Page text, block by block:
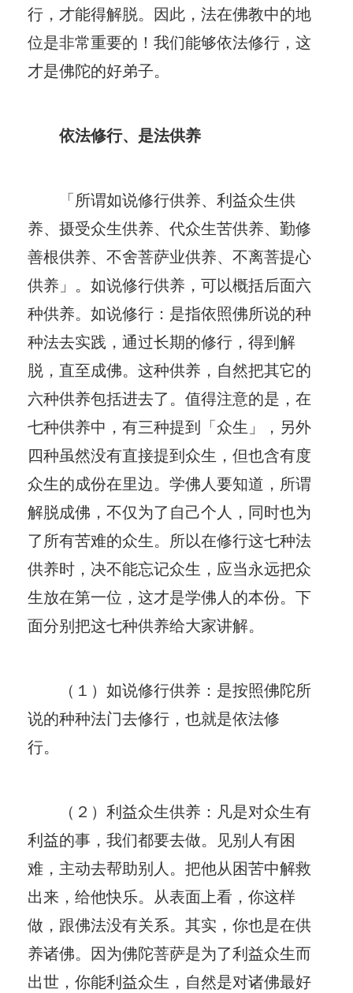
行，才能得解脱。因此，法在佛教中的地
位是非常重要的！我们能够依法修行，这
才是佛陀的好弟子。
依法修行、是法供养
「所谓如说修行供养、利益众生供
养、摄受众生供养、代众生苦供养、勤修
善根供养、不舍菩萨业供养、不离菩提心
供养」。如说修行供养，可以概括后面六
种供养。如说修行：是指依照佛所说的种
种法去实践，通过长期的修行，得到解
脱，直至成佛。这种供养，自然把其它的
六种供养包括进去了。值得注意的是，在
七种供养中，有三种提到「众生」，另外
四种虽然没有直接提到众生，但也含有度
众生的成份在里边。学佛人要知道，所谓
解脱成佛，不仅为了自己个人，同时也为
了所有苦难的众生。所以在修行这七种法
供养时，决不能忘记众生，应当永远把众
生放在第一位，这才是学佛人的本份。下
面分别把这七种供养给大家讲解。
（１）如说修行供养：是按照佛陀所
说的种种法门去修行，也就是依法修
行。
（２）利益众生供养：凡是对众生有
利益的事，我们都要去做。见别人有困
难，主动去帮助别人。把他从困苦中解救
出来，给他快乐。从表面上看，你这样
做，跟佛法没有关系。其实，你也是在供
养诸佛。因为佛陀菩萨是为了利益众生而
出世，你能利益众生，自然是对诸佛最好